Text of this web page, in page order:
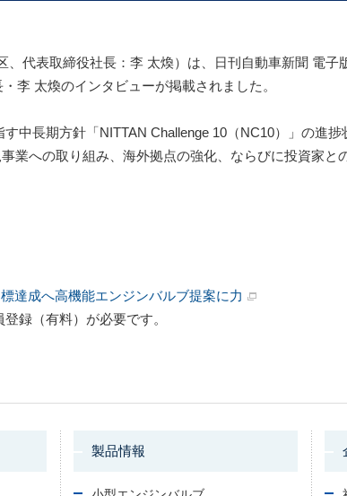
代表取締役社長：李 太煥）は、日刊自動車新聞 電子
李 太煥のインタビューが掲載されました。
中長期方針「NITTAN Challenge 10（NC10）」の進捗
業への取り組み、海外拠点の強化、ならびに投資家と
達成へ高機能エンジンバルブ提案に力
録（有料）が必要です。
製品情報